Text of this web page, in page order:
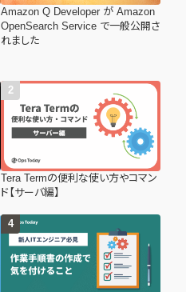
Amazon Q Developer が Amazon
OpenSearch Service で一般公開さ
れました
Tera Termの便利な使い方やコマン
ド【サーバ編】